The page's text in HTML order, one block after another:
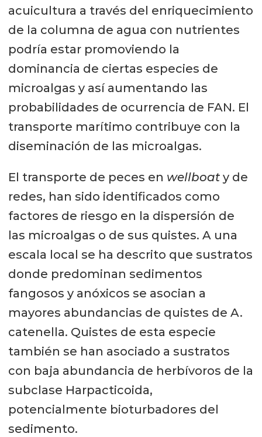
acuicultura a través del enriquecimiento
de la columna de agua con nutrientes
podría estar promoviendo la
dominancia de ciertas especies de
microalgas y así aumentando las
probabilidades de ocurrencia de FAN. El
transporte marítimo contribuye con la
diseminación de las microalgas.
El transporte de peces en wellboaty de
redes, han sido identificados como
factores de riesgo en la dispersión de
las microalgas o de sus quistes. A una
escala local se ha descrito que sustratos
donde predominan sedimentos
fangosos y anóxicos se asocian a
mayores abundancias de quistes de A.
catenella. Quistes de esta especie
también se han asociado a sustratos
con baja abundancia de herbívoros de la
subclase Harpacticoida,
potencialmente bioturbadores del
sedimento.